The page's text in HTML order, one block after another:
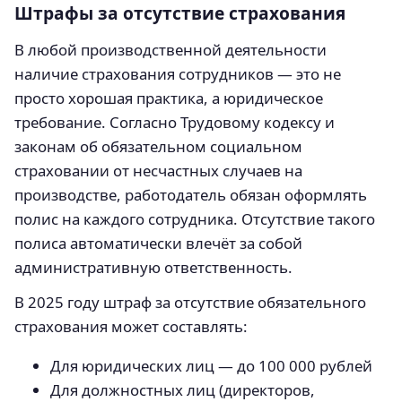
Штрафы за отсутствие страхования
В любой производственной деятельности
наличие страхования сотрудников — это не
просто хорошая практика, а юридическое
требование. Согласно Трудовому кодексу и
законам об обязательном социальном
страховании от несчастных случаев на
производстве, работодатель обязан оформлять
полис на каждого сотрудника. Отсутствие такого
полиса автоматически влечёт за собой
административную ответственность.
В 2025 году штраф за отсутствие обязательного
страхования может составлять:
Для юридических лиц — до 100 000 рублей
Для должностных лиц (директоров,